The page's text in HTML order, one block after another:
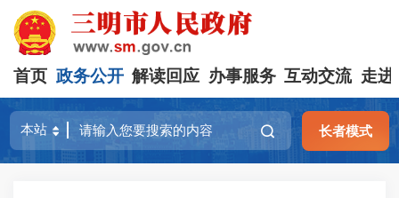
首页 政务公开 解读回应 办事服务 互动交流 走进
长者模式